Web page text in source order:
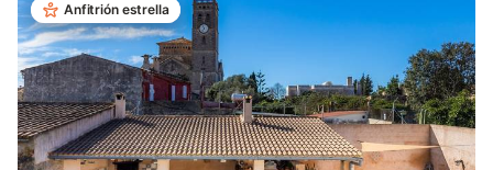
Anfitrión estrella